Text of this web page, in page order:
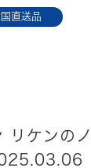
直送品
リケンの